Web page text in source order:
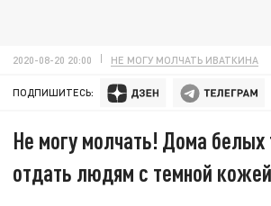
2020-08-20 20:00 НЕ МОГУ МОЛЧАТЬ ИВАТКИНА
ПОДПИШИТЕСЬ:
Не могу молчать! Дома белых
отдать людям с темной кожей